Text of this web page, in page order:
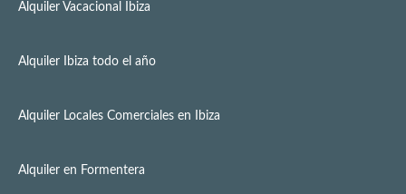
Alquiler Vacacional Ibiza
Alquiler Ibiza todo el año
Alquiler Locales Comerciales en Ibiza
Alquiler en Formentera